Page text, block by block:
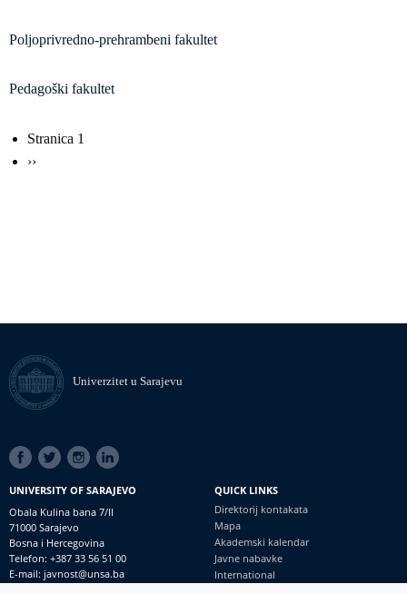
Poljoprivredno-prehrambeni fakultet
Pedagoški fakultet
Obilježavanje
strana
Stranica 1
Sljedeća
››
Univerzitet u Sarajevu
SOCIAL
LINKS
UNIVERSITY OF SARAJEVO
Obala Kulina bana 7/II
71000 Sarajevo
Bosna i Hercegovina
Telefon: +387 33 56 51 00
E-mail: javnost@unsa.ba
QUICK LINKS
Direktorij kontakata
Mapa
Akademski kalendar
Javne nabavke
International